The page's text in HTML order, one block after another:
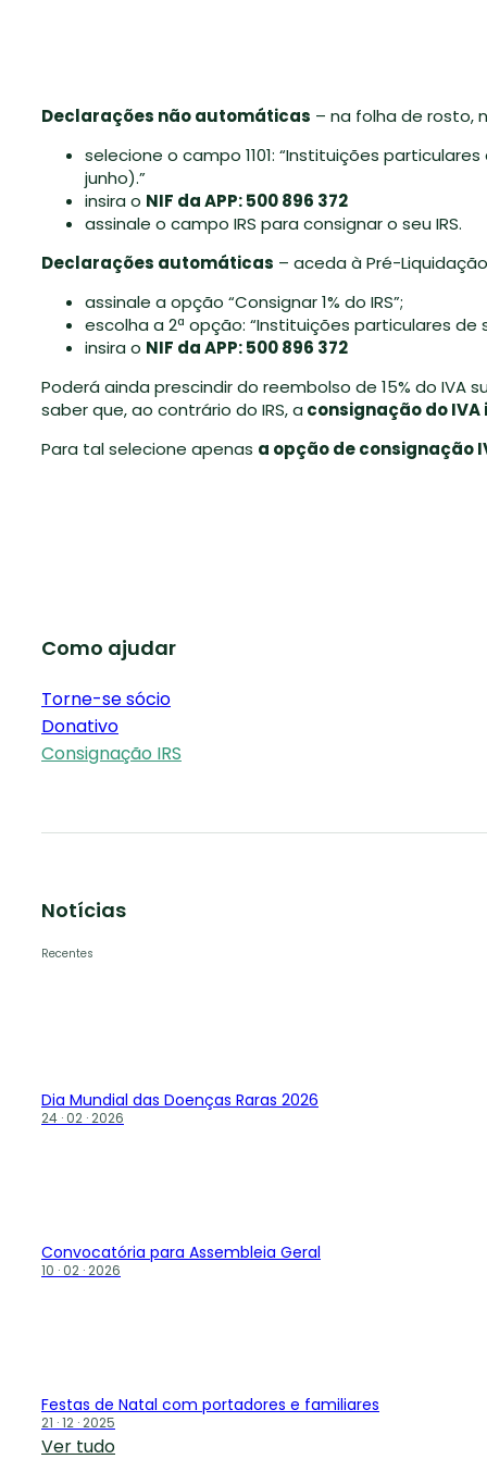
Declarações não automáticas – na folha de rosto,
selecione o campo 1101: “Instituições
junho).”
insira o NIF da APP: 500 896 372
assinale o campo IRS para consignar o seu IRS.
Declarações automáticas – aceda à Pré-
assinale a opção “Consignar 1% do IRS”;
escolha a 2ª opção: “Instituições particulares
insira o NIF da APP: 500 896 372
Poderá ainda prescindir do reembolso de 15% do
saber que, ao contrário do IRS, a consignação do
Para tal selecione apenas a opção de consignação
Como ajudar
Torne-se sócio
Donativo
Consignação IRS
Notícias
Recentes
Dia Mundial das Doenças Raras 2026
24 · 02 · 2026
Convocatória para Assembleia Geral
10 · 02 · 2026
Festas de Natal com portadores e familiares
21 · 12 · 2025
Ver tudo